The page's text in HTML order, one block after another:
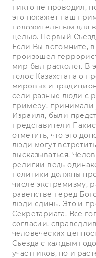
никто не проводил,
это покажет наш
положительным для
целью. Первый Съезд
Если Вы вспомните, в
произошел
мир был расколот. В
голос Казахстана о
мировых и
сели разные люди с
примеру, принимали
Израиля, были
представители
отметить, что это
люди могут
высказываться.
религии ведь
политики должны
числе экстремизму,
равенстве перед
люди едины. Это и
Секретариата. Все
согласии,
человеческих
Съезда с каждым
участников, но и